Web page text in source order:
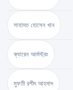
সাহাদত হোসেন খান
ক্যারেন আর্মস্ট্রং
মুফতী রশীদ আহমাদ